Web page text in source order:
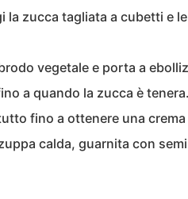
la zucca tagliata a cubetti e
vegetale e porta a
a quando la zucca è tenera.
fino a ottenere una
calda, guarnita con